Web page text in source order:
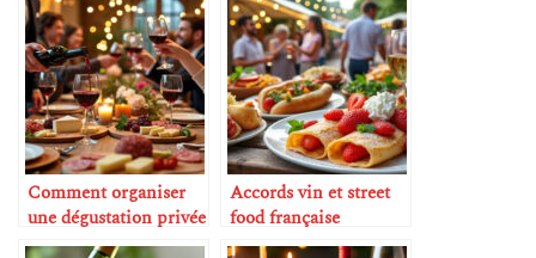
Comment organiser
une dégustation privée
à la maison
Accords vin et street
food française